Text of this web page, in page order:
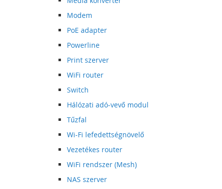
Modem
PoE adapter
Powerline
Print szerver
WiFi router
Switch
Hálózati adó-vevő modul
Tűzfal
Wi-Fi lefedettségnövelő
Vezetékes router
WiFi rendszer (Mesh)
NAS szerver